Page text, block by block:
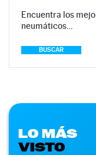
Encuentra los
neumáticos…
BUSCAR
LO MÁS
VISTO